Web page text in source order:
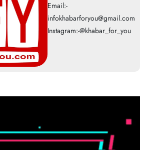
Email:-
infokhabarforyou@gmail.com
Instagram:-@khabar_for_you